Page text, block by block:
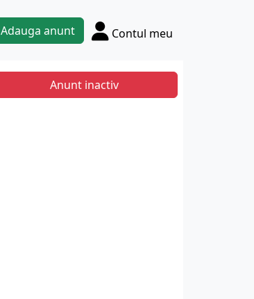
Adauga anunt Contul meu
Anunt inactiv